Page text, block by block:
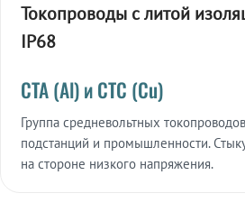
Токопроводы с литой
IP68
СТА (Al) и СТС (Cu)
Группа средневольтных
подстанций и промышленности.
на стороне низкого напряжения.